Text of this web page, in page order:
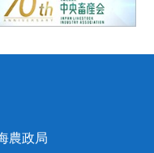
農政局